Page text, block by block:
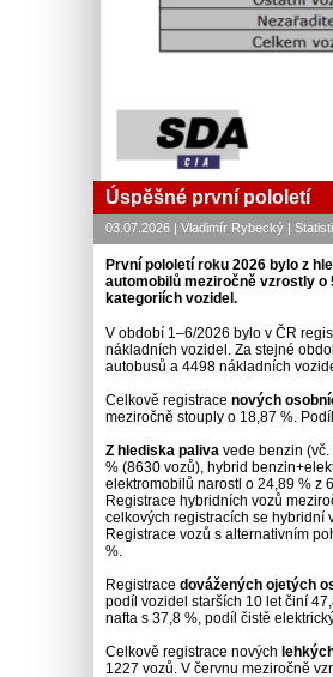
Úspěšné první pololetí
03.07.2026 | Vladimír Rybecký |
První pololetí roku 2026 bylo z
automobilů meziročně vzrostly
kategoriích vozidel.
V období 1–6/2026 bylo v ČR
nákladních vozidel. Za stejné
autobusů a 4498 nákladních
Celkově registrace nových
meziročně stouply o 18,87 %.
Z hlediska paliva vede benzin
% (8630 vozů), hybrid
elektromobilů narostl o 24,89 % z
Registrace hybridních vozů
celkových registracích se hybridní
Registrace vozů s alternativním
%.
Registrace dovážených ojetých
podíl vozidel starších 10 let činí
nafta s 37,8 %, podíl čistě
Celkově registrace nových
1227 vozů. V červnu meziročně